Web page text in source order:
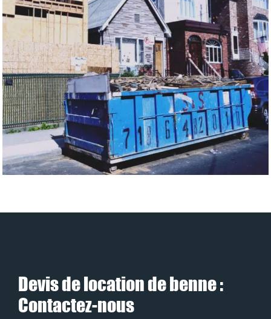
Devis de location de benne :
Contactez-nous